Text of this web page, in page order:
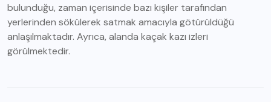
bulunduğu, zaman içerisinde bazı kişiler tarafından
yerlerinden sökülerek satmak amacıyla götürüldüğü
anlaşılmaktadır. Ayrıca, alanda kaçak kazı izleri
görülmektedir.